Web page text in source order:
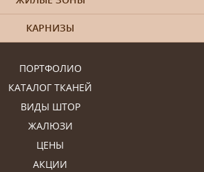
ПОРТФОЛИО
КАТАЛОГ ТКАНЕЙ
ВИДЫ ШТОР
ЖАЛЮЗИ
ЦЕНЫ
АКЦИИ
КАРНИЗЫ